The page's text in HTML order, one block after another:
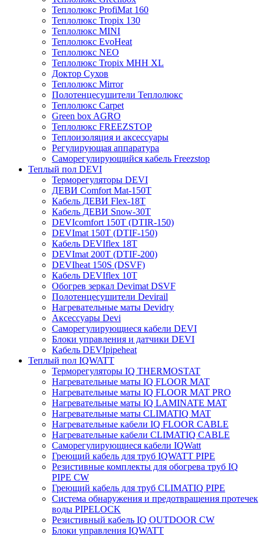
Теплолюкс ProfiMat 160
Теплолюкс Tropix 130
Теплолюкс MINI
Теплолюкс EvoHeat
Теплолюкс NEO
Теплолюкс Tropix МНН XL
Доктор Сухов
Теплолюкс Mirror
Полотенцесушители Теплолюкс
Теплолюкс Carpet
Green box AGRO
Теплолюкс FREEZSTOP
Теплоизоляция и аксессуары
Регулирующая аппаратура
Cаморегулирующийся кабель Freezstop
Теплый пол DEVI
Терморегуляторы DEVI
ДЕВИ Comfort Mat-150T
Кабель ДЕВИ Flex-18T
Кабель ДЕВИ Snow-30T
DEVIcomfort 150T (DTIR-150)
DEVImat 150T (DTIF-150)
Кабель DEVIflex 18T
DEVImat 200T (DTIF-200)
DEVIheat 150S (DSVF)
Кабель DEVIflex 10T
Обогрев зеркал Devimat DSVF
Полотенцесушители Devirail
Нагревательные маты Devidry
Аксессуары Devi
Саморегулирующиеся кабели DEVI
Блоки управления и датчики DEVI
Кабель DEVIpipeheat
Теплый пол IQWATT
Терморегуляторы IQ THERMOSTAT
Нагревательные маты IQ FLOOR MAT
Нагревательные маты IQ FLOOR MAT PRO
Нагревательные маты IQ LAMINATE MAT
Нагревательные маты CLIMATIQ MAT
Нагревательные кабели IQ FLOOR CABLE
Нагревательные кабели CLIMATIQ CABLE
Саморегулирующиеся кабели IQWatt
Греющий кабель для труб IQWATT PIPE
Резистивные комплекты для обогрева труб IQ
PIPE CW
Греющий кабель для труб CLIMATIQ PIPE
Система обнаружения и предотвращения протечек
воды PIPELOCK
Резистивный кабель IQ OUTDOOR CW
Блоки управления IQWATT